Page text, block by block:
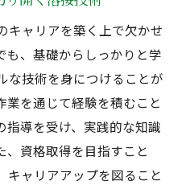
キャリアを築く上で欠かせ
も、基礎からしっかりと学
な技術を身につけることが
業を通じて経験を積むこと
指導を受け、実践的な知識
、資格取得を目指すこと
キャリアアップを図ること